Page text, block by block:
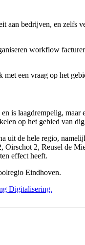
aan bedrijven, en zelfs
workflow
een vraag op het
is laagdrempelig,
op het gebied van
uit de hele regio,
2, Reusel de
effect heeft.
Eindhoven.
Digitalisering.